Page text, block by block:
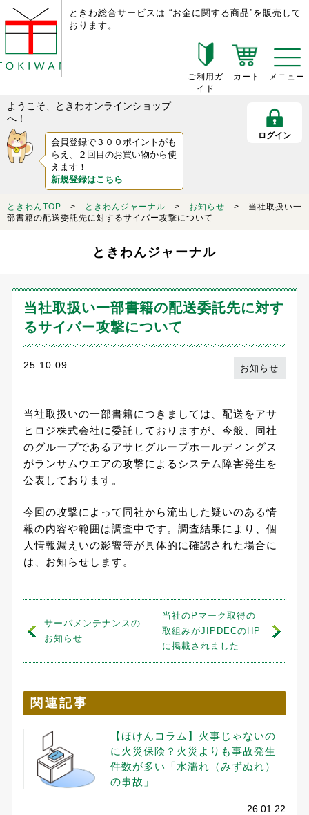
ときわ総合サービスは “お金に関する商品”を販売して
おります。
ご利用ガ
イド
カート メニュー
ようこそ、ときわオンラインショップ
へ！
会員登録で３００ポイントがも
らえ、２回目のお買い物から使
えます！
新規登録はこちら
ログイン
ときわんTOP > ときわんジャーナル > お知らせ > 当社取扱い一
部書籍の配送委託先に対するサイバー攻撃について
ときわんジャーナル
当社取扱い一部書籍の配送委託先に対す
るサイバー攻撃について
25.10.09 お知らせ
当社取扱いの一部書籍につきましては、配送をアサ
ヒロジ株式会社に委託しておりますが、今般、同社
のグループであるアサヒグループホールディングス
がランサムウエアの攻撃によるシステム障害発生を
公表しております。
今回の攻撃によって同社から流出した疑いのある情
報の内容や範囲は調査中です。調査結果により、個
人情報漏えいの影響等が具体的に確認された場合に
は、お知らせします。
サーバメンテナンスの
お知らせ
当社のPマーク取得の
取組みがJIPDECのHP
に掲載されました
関連記事
【ほけんコラム】火事じゃないの
に火災保険？火災よりも事故発生
件数が多い「水濡れ（みずぬれ）
の事故」
26.01.22